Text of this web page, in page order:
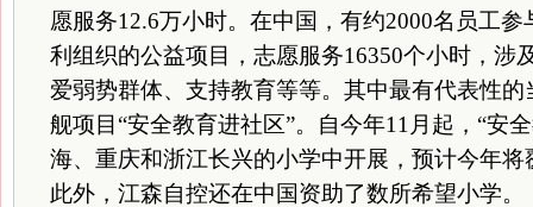
愿服务12.6万小时。在中国，有约2000名员工
利组织的公益项目，志愿服务16350个小时，涉
爱弱势群体、支持教育等等。其中最有代表性
舰项目“安全教育进社区”。自今年11月起，“安
海、重庆和浙江长兴的小学中开展，预计今年将
此外，江森自控还在中国资助了数所希望小学。